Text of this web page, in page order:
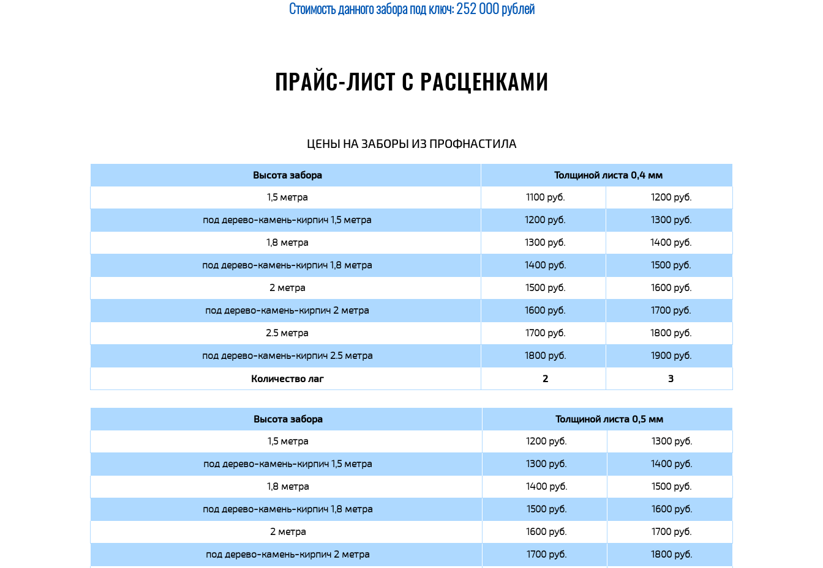
Стоимость данного забора под ключ: 252 000 рублей
ПРАЙС-ЛИСТ С РАСЦЕНКАМИ
ЦЕНЫ НА ЗАБОРЫ ИЗ ПРОФНАСТИЛА
Высота забора Толщиной листа 0,4 мм
1,5 метра 1100 руб.
1200 руб.
под дерево-камень-кирпич 1,5 метра
1200 руб.
1300 руб.
1,8 метра
1300 руб.
1400 руб.
под дерево-камень-кирпич 1,8 метра
1400 руб.
1500 руб.
2 метра
1500 руб.
1600 руб.
под дерево-камень-кирпич 2 метра
1600 руб.
1700 руб.
2.5 метра
1700 руб.
1800 руб.
под дерево-камень-кирпич 2.5 метра
1800 руб. 1900 руб.
Количество лаг 2 3
Высота забора Толщиной листа 0,5 мм
1,5 метра 1200 руб.
1300 руб.
под дерево-камень-кирпич 1,5 метра
1300 руб.
1400 руб.
1,8 метра
1400 руб.
1500 руб.
под дерево-камень-кирпич 1,8 метра
1500 руб.
1600 руб.
2 метра
1600 руб.
1700 руб.
под дерево-камень-кирпич 2 метра
1700 руб.
1800 руб.